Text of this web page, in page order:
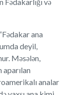
ana
deyil,
Məsələn,
analar